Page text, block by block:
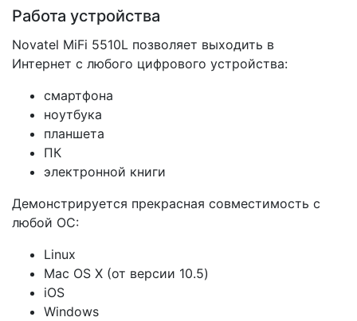
Работа устройства
Novatel MiFi 5510L позволяет выходить в
Интернет с любого цифрового устройства:
смартфона
ноутбука
планшета
ПК
электронной книги
Демонстрируется прекрасная совместимость с
любой ОС:
Linux
Mac OS X (от версии 10.5)
iOS
Windows